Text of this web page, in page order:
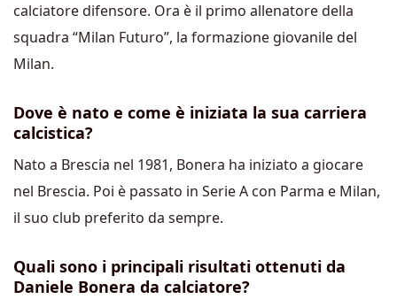
calciatore difensore. Ora è il primo allenatore della
squadra “Milan Futuro”, la formazione giovanile del
Milan.
Dove è nato e come è iniziata la sua carriera
calcistica?
Nato a Brescia nel 1981, Bonera ha iniziato a giocare
nel Brescia. Poi è passato in Serie A con Parma e Milan,
il suo club preferito da sempre.
Quali sono i principali risultati ottenuti da
Daniele Bonera da calciatore?